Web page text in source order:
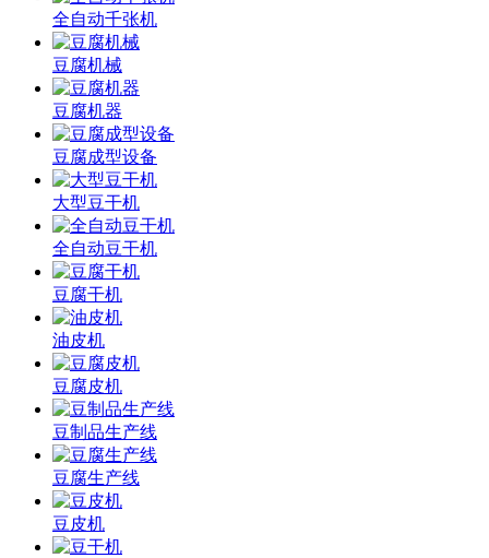
全自动千张机
豆腐机械
豆腐机器
豆腐成型设备
大型豆干机
全自动豆干机
豆腐干机
油皮机
豆腐皮机
豆制品生产线
豆腐生产线
豆皮机